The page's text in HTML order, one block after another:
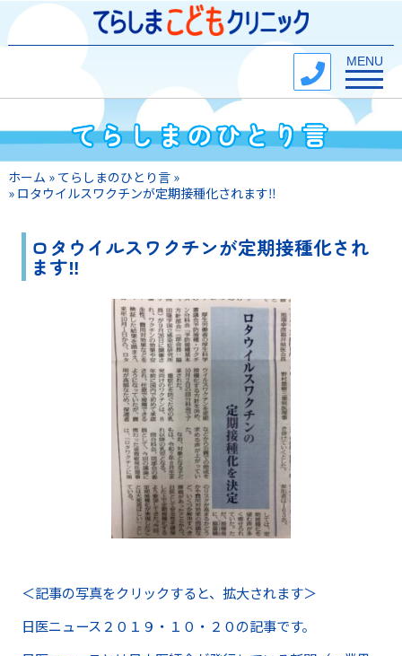
Toggle
MENU
てらしまのひとり言
ホーム » てらしまのひとり言»
» ロタウイルスワクチンが定期接種化されます‼
ロタウイルスワクチンが定期接種化され
ます‼
＜記事の写真をクリックすると、拡大されます＞
日医ニュース２０１９・１０・２０の記事です。